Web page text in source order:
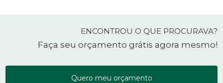
ENCONTROU O QUE PROCURAVA?
Faça seu orçamento grátis agora mesmo!
Quero meu orçamento